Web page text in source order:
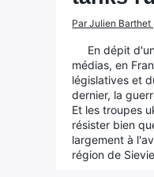
Par Julien Barthet
En dépit
médias, en
législatives et
dernier, la
Et les troupes
résister bien
largement à
région de